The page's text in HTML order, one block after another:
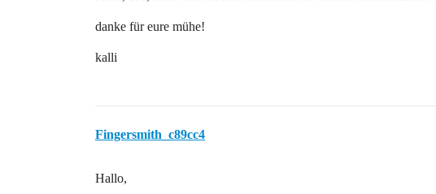
danke für eure mühe!
kalli
Fingersmith_c89cc4
Hallo,